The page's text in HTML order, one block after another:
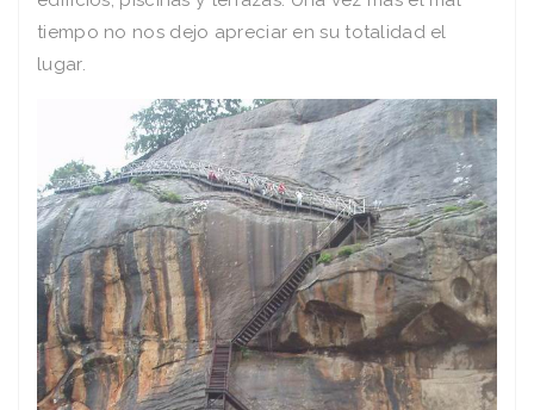
tiempo no nos dejo apreciar en su totalidad el
lugar.